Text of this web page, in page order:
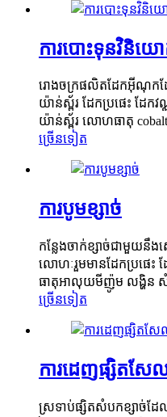
ការបោះទុនវិនិយ
រោងចក្រផលិតដែកអ៊ីណុកដ
យ៉ាន់ស្ព័រ ដែកប្រផេះ ដែ
យ៉ាន់ស្ព័រ លោហធាតុ
ច្រើនទៀត
ការបូមខ្សាច់
កន្លែងចាក់ខ្សាច់ជាមួយនឹងស
លោហៈរួមមានដែកប្រផេះ
ធាតុអាលុយមីញ៉ូម លង្ហិន សំ
ច្រើនទៀត
ការដេញផ្សិតសែ
ស្រទាប់ផ្សិតសំបកខ្សាច់ដ